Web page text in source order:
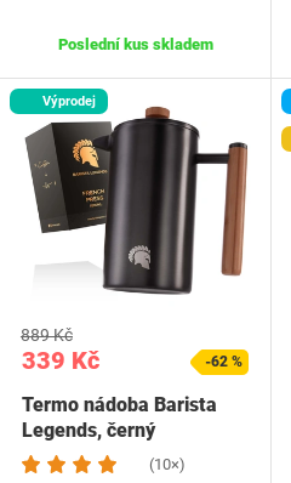
Poslední kus skladem
Výprodej
339 Kč
889 Kč
-62 %
Termo nádoba Barista
Legends, černý
(10×)